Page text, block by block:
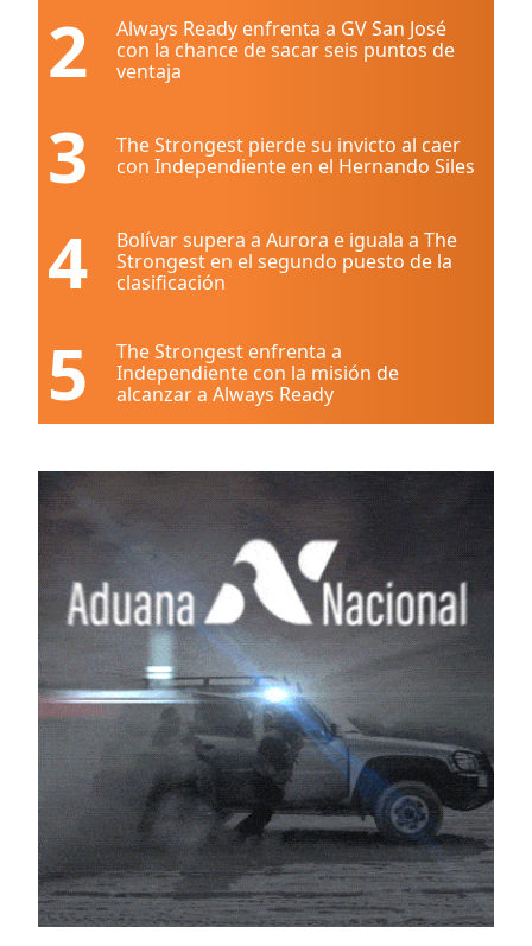
2
Always Ready enfrenta a GV San José
con la chance de sacar seis puntos de
ventaja
3
The Strongest pierde su invicto al caer
con Independiente en el Hernando Siles
4
Bolívar supera a Aurora e iguala a The
Strongest en el segundo puesto de la
clasificación
5
The Strongest enfrenta a
Independiente con la misión de
alcanzar a Always Ready